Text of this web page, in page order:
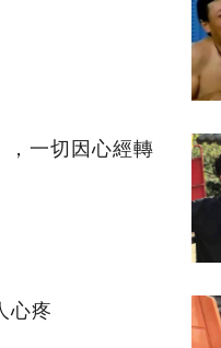
一切因心經轉
心疼